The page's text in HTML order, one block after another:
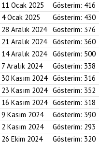
11 Ocak 2025 Gösterim: 416
4 Ocak 2025 Gösterim: 430
28 Aralık 2024 Gösterim: 376
21 Aralık 2024 Gösterim: 360
14 Aralık 2024 Gösterim: 500
7 Aralık 2024 Gösterim: 338
30 Kasım 2024 Gösterim: 316
23 Kasım 2024 Gösterim: 352
16 Kasım 2024 Gösterim: 318
9 Kasım 2024 Gösterim: 390
2 Kasım 2024 Gösterim: 293
26 Ekim 2024 Gösterim: 320